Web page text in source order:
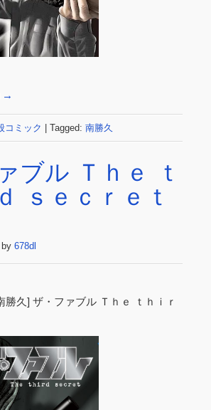
→
コミック Tagged: 南勝久
ブル Ｔｈｅ ｔ
ｓｅｃｒｅｔ
by 678dl
勝久] ザ・ファブル Ｔｈｅ ｔｈｉｒ